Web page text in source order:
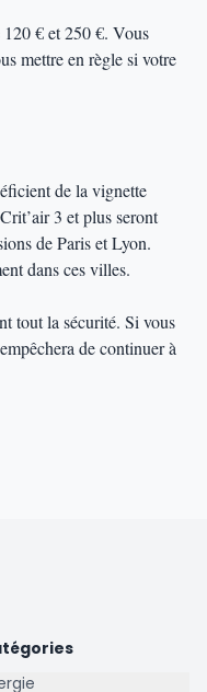
€ et 250 €. Vous
mettre en règle si votre
de la vignette
3 et plus seront
de Paris et Lyon.
dans ces villes.
tout la sécurité. Si vous
de continuer à